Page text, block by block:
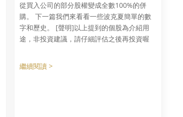
從買入公司的部分股權變成全數100%的併
購。 下一篇我們來看看一些波克夏簡單的數
字和歷史。 [聲明]以上提到的個股為介紹用
途，非投資建議，請仔細評估之後再投資喔
繼續閱讀 >